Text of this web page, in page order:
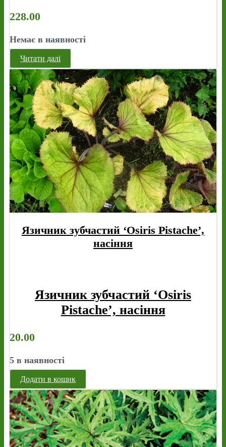
228.00
Немає в наявності
Читати далі
Язичник зубчастий ‘Osiris Pistache’,
насіння
Язичник зубчастий ‘Osiris
Pistache’, насіння
20.00
5 в наявності
Додати в кошик